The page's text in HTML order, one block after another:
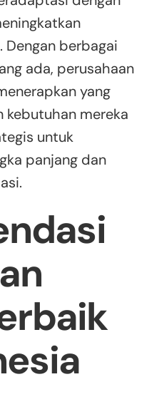
Dengan berbagai
ada, perusahaan
yang
kebutuhan mereka
untuk
panjang dan